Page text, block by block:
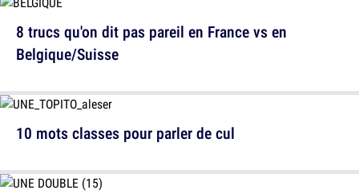
8 trucs qu'on dit pas pareil en France vs en
Belgique/Suisse
10 mots classes pour parler de cul